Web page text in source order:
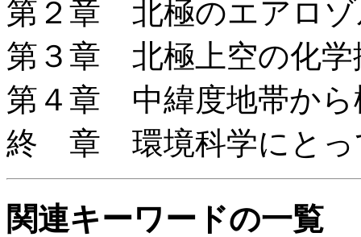
第２章 北極のエアロゾ
第３章 北極上空の化学
第４章 中緯度地帯から
終 章 環境科学にとっ
関連キーワードの一覧